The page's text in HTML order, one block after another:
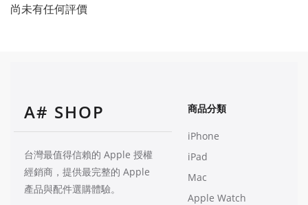
尚未有任何評價
A# SHOP
台灣最值得信賴的 Apple 授權
經銷商，提供最完整的 Apple
產品與配件選購體驗。
商品分類
iPhone
iPad
Mac
Apple Watch